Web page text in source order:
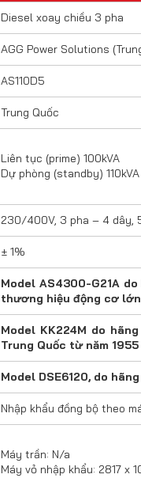
Diesel xoay chiều 3 pha
AGG Power Solutions
AS110D5
Trung Quốc
Liên tục (prime) 100kVA
Dự phòng (standby) 110kVA
230/400V, 3 pha – 4 dây,
± 1%
Model AS4300-G21A
thương hiệu động cơ
Model KK224M do
Trung Quốc từ năm 1955
Model DSE6120, do
Nhập khẩu đồng bộ theo
Máy trần: N/a
Máy vỏ nhập khẩu: 2817 x